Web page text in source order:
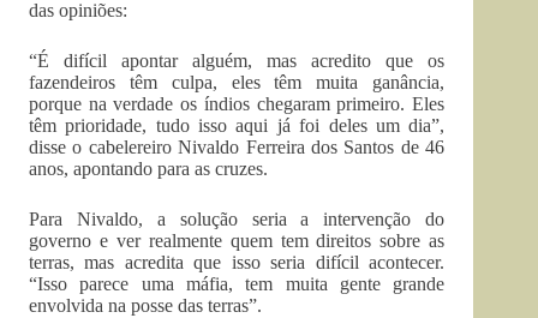
das opiniões:
“É difícil apontar alguém, mas acredito que os
fazendeiros têm culpa, eles têm muita ganância,
porque na verdade os índios chegaram primeiro. Eles
têm prioridade, tudo isso aqui já foi deles um dia”,
disse o cabelereiro Nivaldo Ferreira dos Santos de 46
anos, apontando para as cruzes.
Para Nivaldo, a solução seria a intervenção do
governo e ver realmente quem tem direitos sobre as
terras, mas acredita que isso seria difícil acontecer.
“Isso parece uma máfia, tem muita gente grande
envolvida na posse das terras”.